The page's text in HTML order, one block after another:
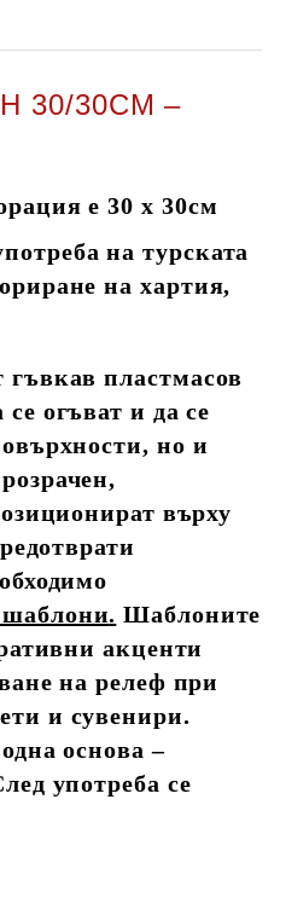
30/30СМ –
е 30 х 30см
на турската
на хартия,
гъвкав пластмасов
огъват и да се
но и
върху
шаблони. Шаблоните
акценти
на релеф при
и сувенири.
основа –
употреба се